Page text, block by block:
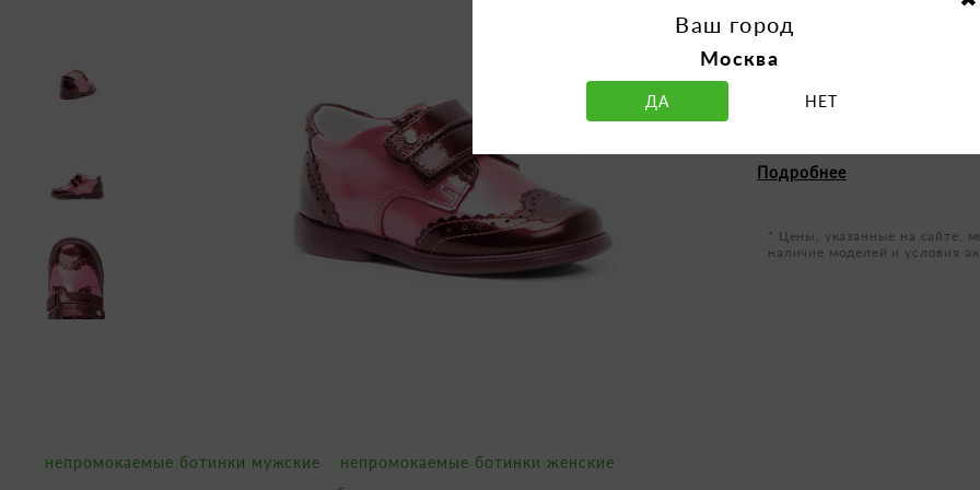
непромокаемые ботинки мужские
непромокаемые ботинки женские
Вид застежки:
Полнота:
Подробнее
* Цены, указанные на сайте,
наличие моделей и условия
Москва
ДА НЕТ
Ваш город